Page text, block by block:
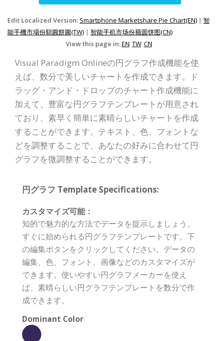
Edit Localized Version: Smartphone Marketshare Pie Chart(EN) | 智
能手機市場份額圓餅圖(TW) | 智能手机市场份额圆饼图(CN)
View this page in:EN TW CN
Visual Paradigm Onlineの円グラフ作成機能を使
えば、数分で美しいチャートを作成できます。ド
ラッグ・アンド・ドロップのチャート作成機能に
加えて、豊富な円グラフテンプレートが用意され
ており、素早く簡単に素晴らしいチャートを作成
することができます。テキスト、色、フォントな
どを調整することで、あなたの好みに合わせて円
グラフを微調整することができます。
円グラフ Template Specifications:
カスタマイズ可能：
知的で魅力的な方法でデータを提示しましょう。
すぐに始められる円グラフテンプレートです。下
の編集ボタンをクリックしてください。データの
編集、色、フォント、画像などのカスタマイズが
できます。使いやすい円グラフメーカーを使え
ば、素晴らしい円グラフテンプレートを数分で作
成できます。
Dominant Color